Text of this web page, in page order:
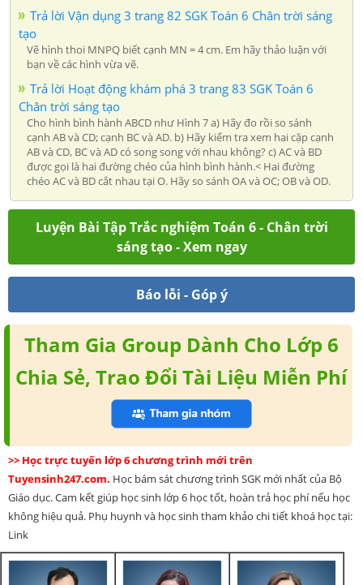
Trả lời Vận dụng 3 trang 82 SGK Toán 6 Chân trời sáng
tạo
Vẽ hình thoi MNPQ biết cạnh MN = 4 cm. Em hãy thảo luận với
bạn về các hình vừa vẽ.
Trả lời Hoạt động khám phá 3 trang 83 SGK Toán 6
Chân trời sáng tạo
Cho hình bình hành ABCD như Hình 7 a) Hãy đo rồi so sánh
cạnh AB và CD; cạnh BC và AD. b) Hãy kiểm tra xem hai cặp cạnh
AB và CD, BC và AD có song song với nhau không? c) AC và BD
được gọi là hai đường chéo của hình bình hành.< Hai đường
chéo AC và BD cắt nhau tại O. Hãy so sánh OA và OC; OB và OD.
Luyện Bài Tập Trắc nghiệm Toán 6 - Chân trời
sáng tạo - Xem ngay
Báo lỗi - Góp ý
Tham Gia Group Dành Cho Lớp 6
Chia Sẻ, Trao Đổi Tài Liệu Miễn Phí
>> Học trực tuyến lớp 6 chương trình mới trên
Tuyensinh247.com. Học bám sát chương trình SGK mới nhất của Bộ
Giáo dục. Cam kết giúp học sinh lớp 6 học tốt, hoàn trả học phí nếu học
không hiệu quả. Phụ huynh và học sinh tham khảo chi tiết khoá học tại:
Link